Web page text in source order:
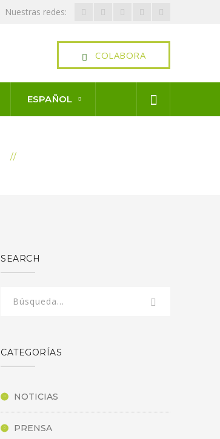
Nuestras redes:
Facebook
Twitter YoutubeLinkedIn
COLABORA
ESPAÑOL
SEARCH
CATEGORÍAS
NOTICIAS
PRENSA